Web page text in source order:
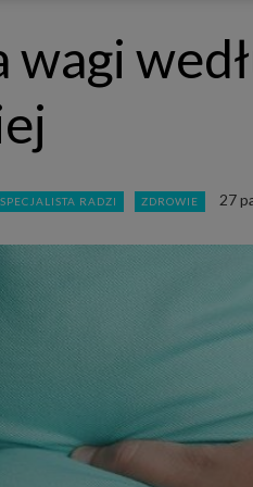
takie nie wymaga dodatkowej zgody z
zdecydujesz inaczej, dokonując stosownych
będą również instalować na Twoich
plików. Bliższe informacje o cookies
Administrator danych osobowych
Administratorami Twoich danych są
której skład wchodzą Sagier Sp. z o.o. ul.
PODMIIOTY ZALEŻNE:
http://poradnikbudowlany.eu/
https://modnieizdrowo.pl/
http://www.sagier.pl/
Jeżeli wyrazisz zgodę, o którą wyżej
Zaufani Partnerzy. Listę Zaufanych
prywatności
i tam też zmodyfikować lub cofnąć
Podstawa i cel przetwarzania
Twoje dane przetwarzamy w następujących
1. Jeśli zawieramy z Tobą umowę o realizację
z jednym z naszych serwisów w oparciu o
SPECJALISTA RADZI ZDROWIE 27